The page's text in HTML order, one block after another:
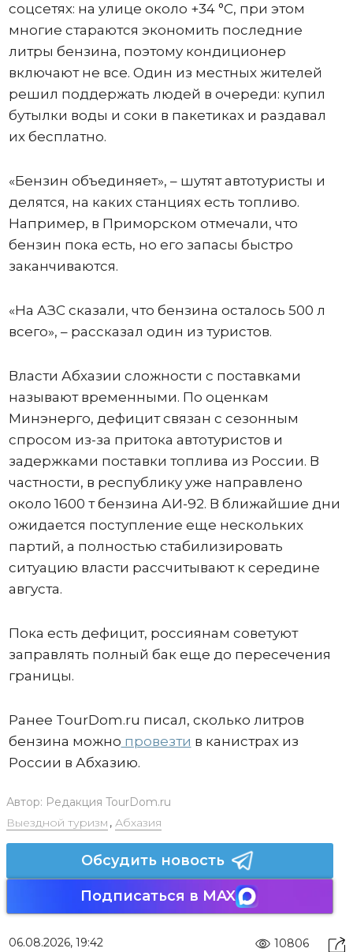
соцсетях: на улице около +34 °C, при этом
многие стараются экономить последние
литры бензина, поэтому кондиционер
включают не все. Один из местных жителей
решил поддержать людей в очереди: купил
бутылки воды и соки в пакетиках и раздавал
их бесплатно.
«Бензин объединяет», – шутят автотуристы и
делятся, на каких станциях есть топливо.
Например, в Приморском отмечали, что
бензин пока есть, но его запасы быстро
заканчиваются.
«На АЗС сказали, что бензина осталось 500 л
всего», – рассказал один из туристов.
Власти Абхазии сложности с поставками
называют временными. По оценкам
Минэнерго, дефицит связан с сезонным
спросом из-за притока автотуристов и
задержками поставки топлива из России. В
частности, в республику уже направлено
около 1600 т бензина АИ-92. В ближайшие дни
ожидается поступление еще нескольких
партий, а полностью стабилизировать
ситуацию власти рассчитывают к середине
августа.
Пока есть дефицит, россиянам советуют
заправлять полный бак еще до пересечения
границы.
Ранее TourDom.ru писал, сколько литров
бензина можно провезти в канистрах из
России в Абхазию.
Автор: Редакция TourDom.ru
Выездной туризм , Абхазия
Обсудить новость
Подписаться в MAX
06.08.2026, 19:42 10806